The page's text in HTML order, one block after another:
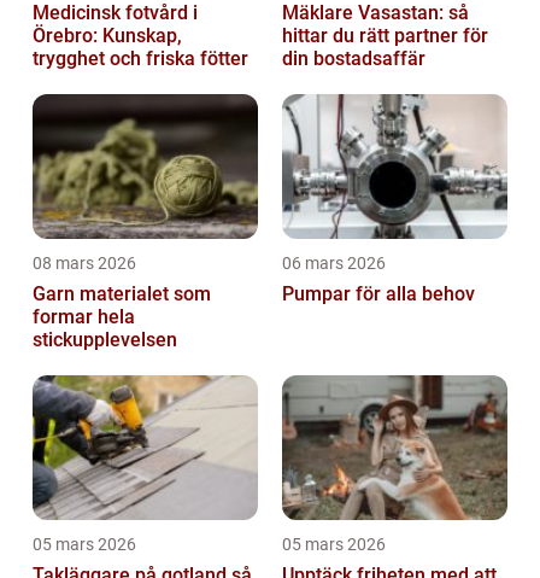
Medicinsk fotvård i
Örebro: Kunskap,
trygghet och friska fötter
Mäklare Vasastan: så
hittar du rätt partner för
din bostadsaffär
08 mars 2026
Garn materialet som
formar hela
stickupplevelsen
06 mars 2026
Pumpar för alla behov
05 mars 2026 05 mars 2026